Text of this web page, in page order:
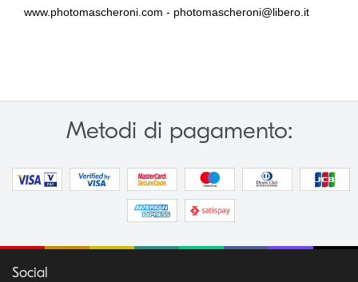
www.photomascheroni.com - photomascheroni@libero.it
Metodi di pagamento:
Social